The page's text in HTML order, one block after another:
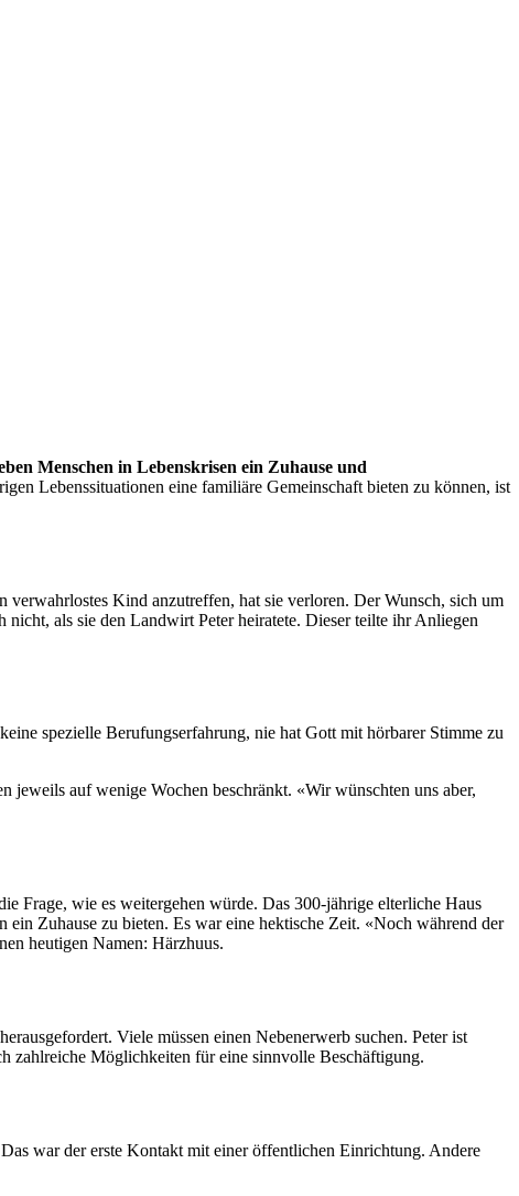
Menschen in Lebenskrisen ein Zuhause und
Lebenssituationen eine familiäre Gemeinschaft bieten zu können, ist
verwahrlostes Kind anzutreffen, hat sie verloren. Der Wunsch, sich um
als sie den Landwirt Peter heiratete. Dieser teilte ihr Anliegen
spezielle Berufungserfahrung, nie hat Gott mit hörbarer Stimme zu
auf wenige Wochen beschränkt. «Wir wünschten uns aber,
Frage, wie es weitergehen würde. Das 300-jährige elterliche Haus
Zuhause zu bieten. Es war eine hektische Zeit. «Noch während der
heutigen Namen: Härzhuus.
Viele müssen einen Nebenerwerb suchen. Peter ist
zahlreiche Möglichkeiten für eine sinnvolle Beschäftigung.
war der erste Kontakt mit einer öffentlichen Einrichtung. Andere